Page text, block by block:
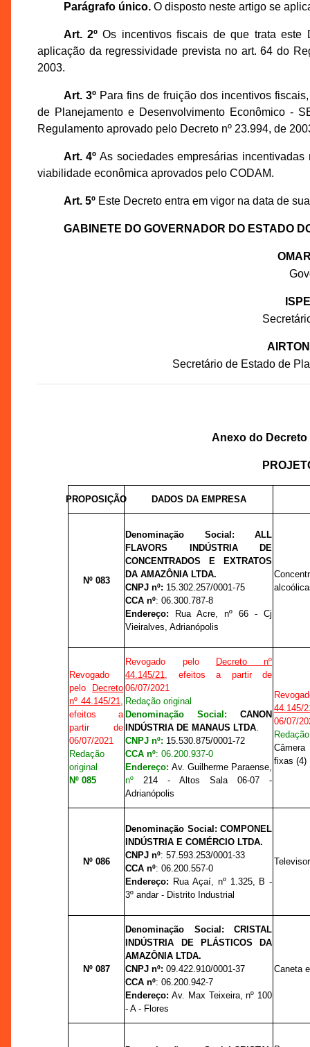
Parágrafo único.O disposto neste artigo se
Art. 2º Os incentivos fiscais de que trata este
aplicação da regressividade prevista no art. 64 do
2003.
Art. 3ºPara fins de fruição dos incentivos
de Planejamento e Desenvolvimento Econômico -
Regulamento aprovado pelo Decreto nº 23.994, de
Art. 4º As sociedades empresárias
viabilidade econômica aprovados pelo CODAM.
Art. 5ºEste Decreto entra em vigor na data de
GABINETE DO GOVERNADOR DO ESTADO
Secretário de Estado de
Anexo do Decreto
PROPOSIÇÃO DADOS DA EMPRESA
Nº 083
Denominação Social: ALL
FLAVORS INDÚSTRIA DE
CONCENTRADOS E EXTRATOS
DA AMAZÔNIA LTDA.
CNPJ nº: 15.302.257/0001-75
CCA nº: 06.300.787-8
Endereço: Rua Acre,nº 66 - Cj
Vieiralves, Adrianópolis
Revogado
pelo
Decreto
nº 44.145/21,
efeitos a
partir de
06/07/2021
Redação
original
Nº 085
Revogado pelo
Decreto nº
44.145/21, efeitos a partir de
06/07/2021
Redação original
Denominação Social: CANON
INDÚSTRIA DE MANAUS LTDA.
CNPJ nº: 15.530.875/0001-72
CCA nº: 06.200.937-0
Endereço: Av. Guilherme Paraense,
nº 214 - Altos Sala 06-07 -
Adrianópolis
44.145/
06/07/
fixas (4)
Nº 086
Denominação Social: COMPONEL
INDÚSTRIA E COMÉRCIO LTDA.
CNPJ nº: 57.593.253/0001-33
CCA nº:06.200.557-0
Endereço: Rua Açaí, nº1.325, B -
3º andar - Distrito Industrial
Nº 087
Denominação Social: CRISTAL
INDÚSTRIA DE PLÁSTICOS DA
AMAZÔNIA LTDA.
CNPJ nº:09.422.910/0001-37
CCA nº: 06.200.942-7
Endereço: Av. Max Teixeira,nº 100
- A - Flores
Caneta